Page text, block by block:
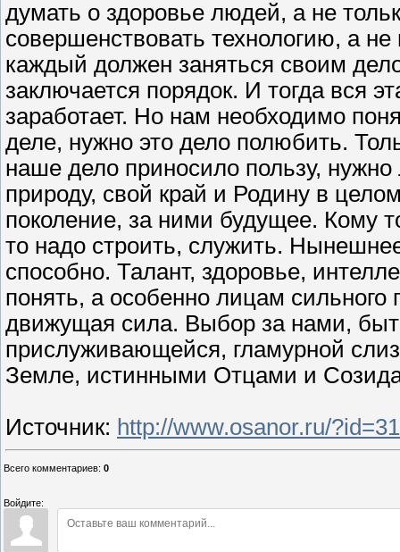
думать о здоровье людей, а не
совершенствовать технологию, а
каждый должен заняться своим
заключается порядок. И тогда вся
заработает. Но нам необходимо
деле, нужно это дело полюбить.
наше дело приносило пользу,
природу, свой край и Родину в
поколение, за ними будущее. Кому
то надо строить, служить.
способно. Талант, здоровье,
понять, а особенно лицам
движущая сила. Выбор за нами,
прислуживающейся, гламурной
Земле, истинными Отцами и
Источник: http://www.osanor.ru/
Всего комментариев: 0
Войдите: